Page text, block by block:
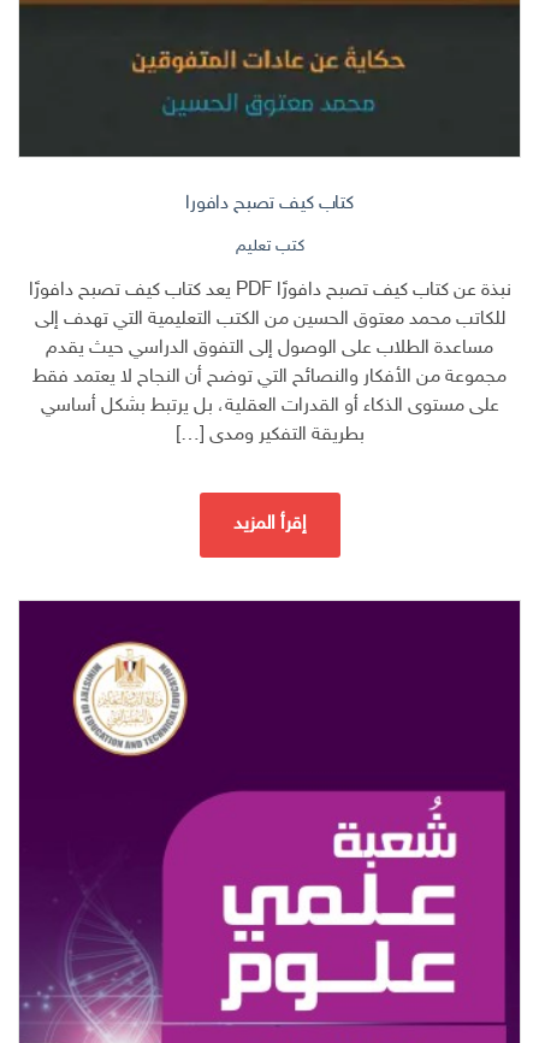
كتاب كيف تصبح دافورا
كتب تعليم
نبذة عن كتاب كيف تصبح دافورًا PDF يعد كتاب كيف تصبح دافورًا
للكاتب محمد معتوق الحسين من الكتب التعليمية التي تهدف إلى
مساعدة الطلاب على الوصول إلى التفوق الدراسي حيث يقدم
مجموعة من الأفكار والنصائح التي توضح أن النجاح لا يعتمد فقط
على مستوى الذكاء أو القدرات العقلية، بل يرتبط بشكل أساسي
بطريقة التفكير ومدى […]
إقرأ المزيد